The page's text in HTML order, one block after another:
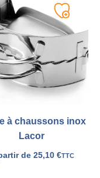
à chaussons inox
Lacor
de 25,10 €TTC
Ajouter
à
ma